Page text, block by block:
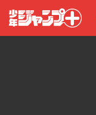
少年ジャン